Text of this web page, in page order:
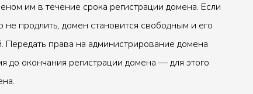
им в течение срока регистрации домена. Если
продлить, домен становится свободным и его
права на администрирование домена
окончания регистрации домена — для этого